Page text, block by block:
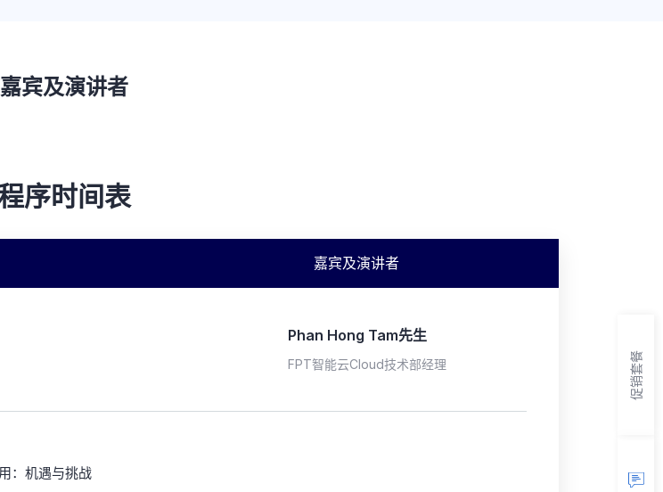
嘉宾及演讲者
序时间表
嘉宾及演讲者
Phan Hong Tam先生
FPT智能云Cloud技术部经理
：机遇与挑战
促销套餐